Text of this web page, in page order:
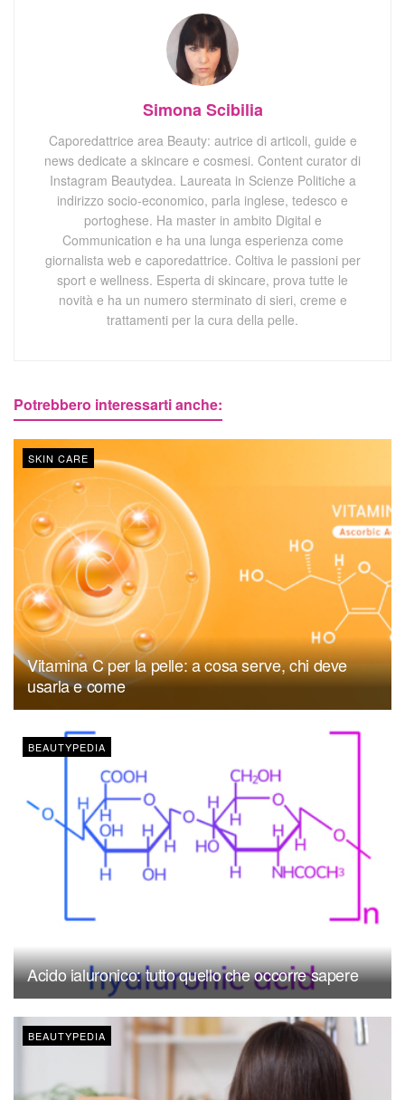
Simona Scibilia
Caporedattrice area Beauty: autrice di articoli, guide e
news dedicate a skincare e cosmesi. Content curator di
Instagram Beautydea. Laureata in Scienze Politiche a
indirizzo socio-economico, parla inglese, tedesco e
portoghese. Ha master in ambito Digital e
Communication e ha una lunga esperienza come
giornalista web e caporedattrice. Coltiva le passioni per
sport e wellness. Esperta di skincare, prova tutte le
novità e ha un numero sterminato di sieri, creme e
trattamenti per la cura della pelle.
Potrebbero interessarti anche:
SKIN CARE
Vitamina C per la pelle: a cosa serve, chi deve
usarla e come
BEAUTYPEDIA
Acido ialuronico: tutto quello che occorre sapere
BEAUTYPEDIA